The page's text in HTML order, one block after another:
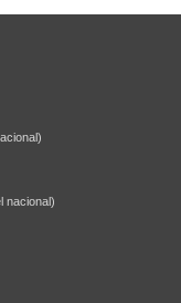
nacional)